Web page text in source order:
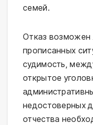
семей.
Отказ возможен
прописанных
судимость,
открытое
недостоверных
отчества